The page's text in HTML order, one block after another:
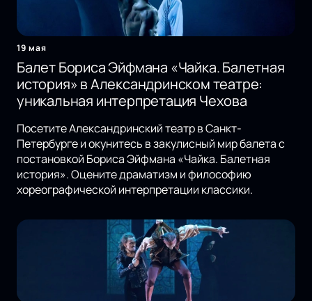
19 мая
Балет Бориса Эйфмана «Чайка. Балетная
история» в Александринском театре:
уникальная интерпретация Чехова
Посетите Александринский театр в Санкт-
Петербурге и окунитесь в закулисный мир балета с
постановкой Бориса Эйфмана «Чайка. Балетная
история». Оцените драматизм и философию
хореографической интерпретации классики.